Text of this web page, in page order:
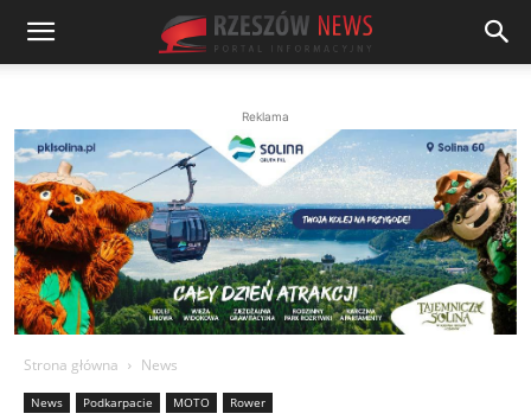
Reklama
Strona główna News
News Podkarpacie MOTO Rower